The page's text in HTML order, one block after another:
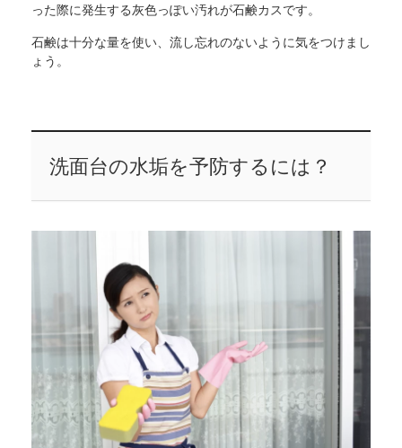
った際に発生する灰色っぽい汚れが石鹸カスです。
石鹸は十分な量を使い、流し忘れのないように気をつけまし
ょう。
洗面台の水垢を予防するには？